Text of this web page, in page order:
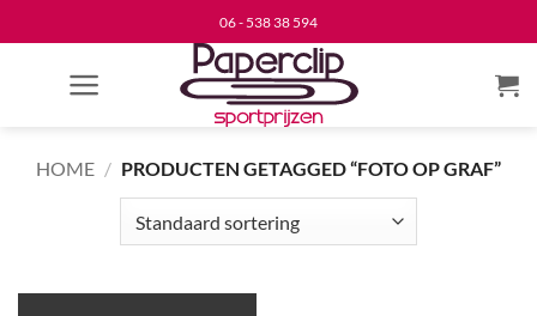
naar
06 - 538 38 594
HOME / PRODUCTEN GETAGGED “FOTO OP GRAF”